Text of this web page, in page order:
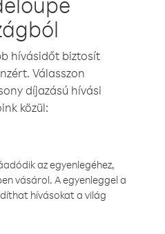
hívásidőt biztosít
Válasszon
díjazású hívási
közül:
az egyenlegéhez,
vásárol. A egyenleggel a
hívásokat a világ